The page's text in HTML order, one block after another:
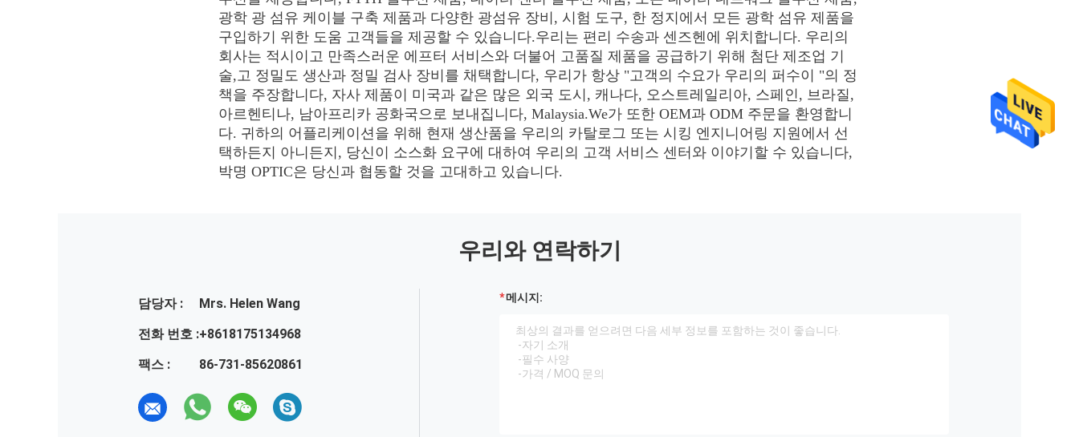
광학 광 섬유 케이블 구축 제품과 다양한 광섬유 장비, 시험 도구, 한 정지에서 모든 광학 섬유 제품을
구입하기 위한 도움 고객들을 제공할 수 있습니다.우리는 편리 수송과 센즈헨에 위치합니다. 우리의
회사는 적시이고 만족스러운 에프터 서비스와 더불어 고품질 제품을 공급하기 위해 첨단 제조업 기
술,고 정밀도 생산과 정밀 검사 장비를 채택합니다, 우리가 항상 "고객의 수요가 우리의 퍼수이 "의 정
책을 주장합니다, 자사 제품이 미국과 같은 많은 외국 도시, 캐나다, 오스트레일리아, 스페인, 브라질,
아르헨티나, 남아프리카 공화국으로 보내집니다, Malaysia.We가 또한 OEM과 ODM 주문을 환영합니
다. 귀하의 어플리케이션을 위해 현재 생산품을 우리의 카탈로그 또는 시킹 엔지니어링 지원에서 선
택하든지 아니든지, 당신이 소스화 요구에 대하여 우리의 고객 서비스 센터와 이야기할 수 있습니다,
박명 OPTIC은 당신과 협동할 것을 고대하고 있습니다.
우리와 연락하기
담당자 :
Mrs. Helen Wang
전화 번호 :+8618175134968
팩스 :
86-731-85620861
메시지: